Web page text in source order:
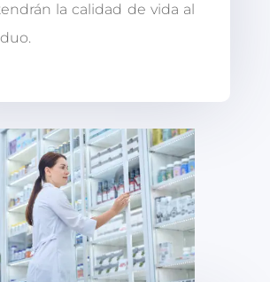
la calidad de vida al